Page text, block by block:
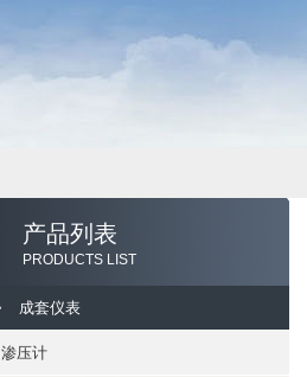
产品列表
PRODUCTS LIST
成套仪表
渗压计